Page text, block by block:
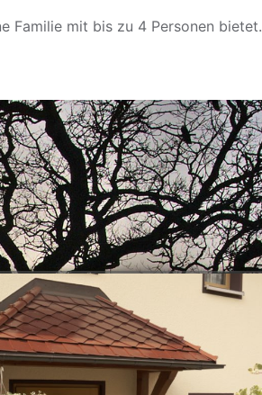
Familie mit bis zu 4 Personen bietet.